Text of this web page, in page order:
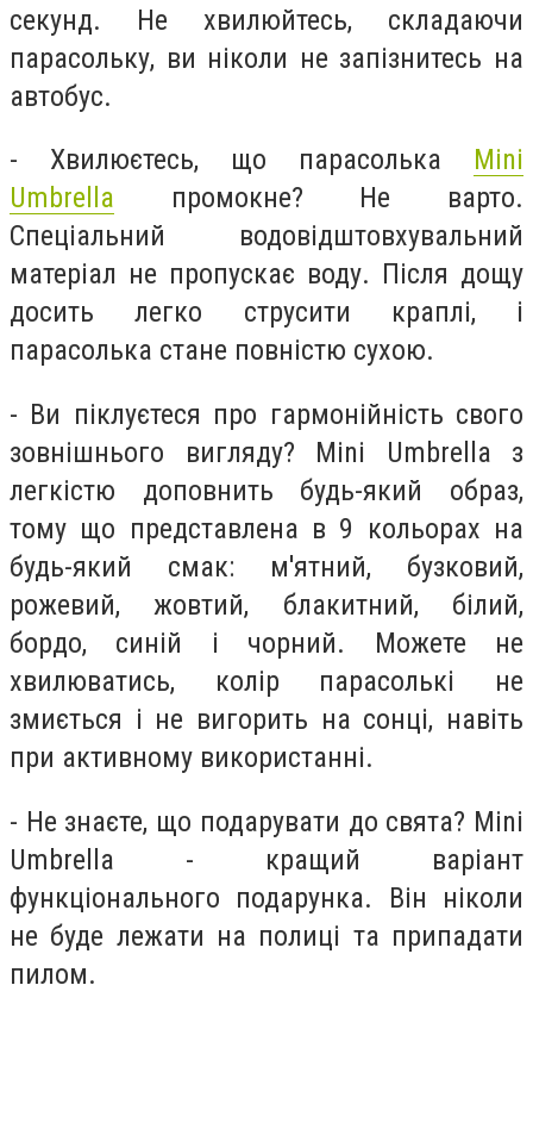
секунд. Не хвилюйтесь, складаючи
парасольку, ви ніколи не запізнитесь на
автобус.
- Хвилюєтесь, що парасолька Mini
Umbrella промокне? Не варто.
Спеціальний водовідштовхувальний
матеріал не пропускає воду. Після дощу
досить легко струсити краплі, і
парасолька стане повністю сухою.
- Ви піклуєтеся про гармонійність свого
зовнішнього вигляду? Mini Umbrella з
легкістю доповнить будь-який образ,
тому що представлена в 9 кольорах на
будь-який смак: м'ятний, бузковий,
рожевий, жовтий, блакитний, білий,
бордо, синій і чорний. Можете не
хвилюватись, колір парасолькі не
змиється і не вигорить на сонці, навіть
при активному використанні.
- Не знаєте, що подарувати до свята? Mini
Umbrella - кращий варіант
функціонального подарунка. Він ніколи
не буде лежати на полиці та припадати
пилом.